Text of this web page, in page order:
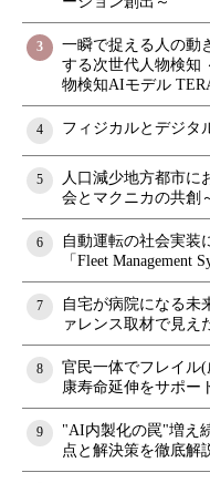
3
一瞬で捉える人の動
する次世代人物検知
物検知AIモデル
4 フィジカルとデジタ
5
人口減少地方都市
会とマクニカの共創
6
自動運転の社会実装
「Fleet Management
7
自宅が病院になる
ァレンス取材で見え
8
官民一体でフレイル
康寿命延伸をサポー
9
"AI内製化の罠"増え
点と解決策を徹底解